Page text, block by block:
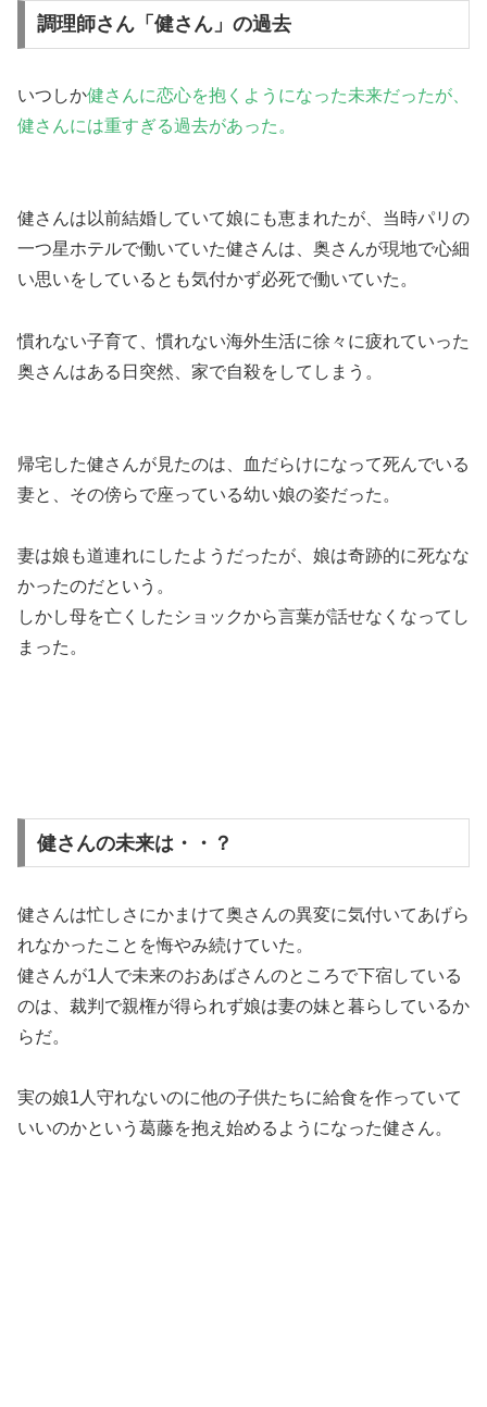
調理師さん「健さん」の過去
いつしか健さんに恋心を抱くようになった未来だったが、
健さんには重すぎる過去があった。
健さんは以前結婚していて娘にも恵まれたが、当時パリの
一つ星ホテルで働いていた健さんは、奥さんが現地で心細
い思いをしているとも気付かず必死で働いていた。
慣れない子育て、慣れない海外生活に徐々に疲れていった
奥さんはある日突然、家で自殺をしてしまう。
帰宅した健さんが見たのは、血だらけになって死んでいる
妻と、その傍らで座っている幼い娘の姿だった。
妻は娘も道連れにしたようだったが、娘は奇跡的に死なな
かったのだという。
しかし母を亡くしたショックから言葉が話せなくなってし
まった。
健さんの未来は・・？
健さんは忙しさにかまけて奥さんの異変に気付いてあげら
れなかったことを悔やみ続けていた。
健さんが1人で未来のおあばさんのところで下宿している
のは、裁判で親権が得られず娘は妻の妹と暮らしているか
らだ。
実の娘1人守れないのに他の子供たちに給食を作っていて
いいのかという葛藤を抱え始めるようになった健さん。